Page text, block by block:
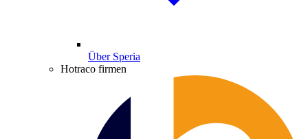
Über Speria
Hotraco firmen